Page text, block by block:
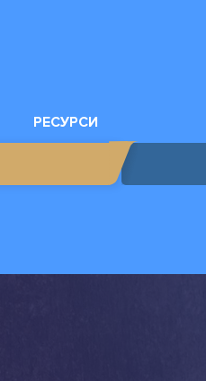
РЕСУРСИ